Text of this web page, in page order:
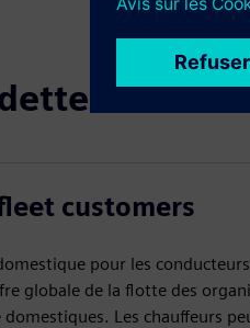
customers
pour les
globale de la flotte des
Les chauffeurs